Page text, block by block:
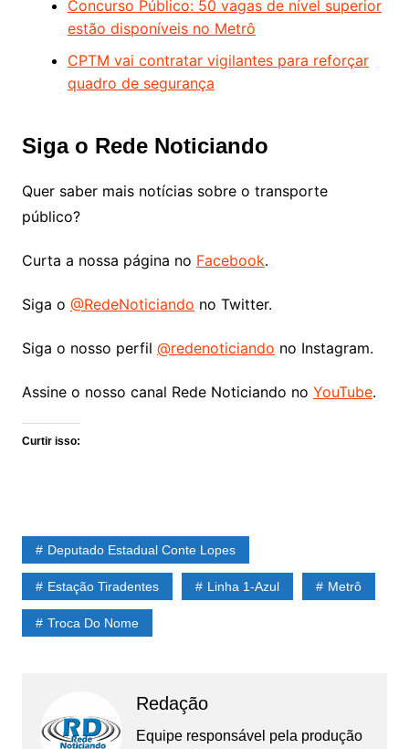
Concurso Público: 50 vagas de nível superior
estão disponíveis no Metrô
CPTM vai contratar vigilantes para reforçar
quadro de segurança
Siga o Rede Noticiando
Quer saber mais notícias sobre o transporte
público?
Curta a nossa página no Facebook.
Siga o @RedeNoticiando no Twitter.
Siga o nosso perfil @redenoticiando no Instagram.
Assine o nosso canal Rede Noticiando no YouTube.
Curtir isso:
Deputado Estadual Conte Lopes
Estação Tiradentes Linha 1-Azul Metrô
Troca Do Nome
Redação
Equipe responsável pela produção